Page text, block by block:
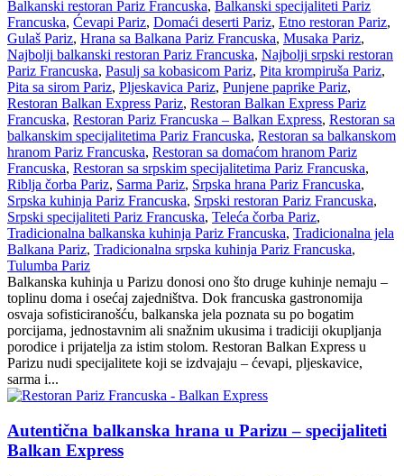
Balkanski restoran Pariz Francuska, Balkanski specijaliteti Pariz
Francuska, Ćevapi Pariz, Domaći deserti Pariz, Etno restoran Pariz,
Gulaš Pariz, Hrana sa Balkana Pariz Francuska, Musaka Pariz,
Najbolji balkanski restoran Pariz Francuska, Najbolji srpski restoran
Pariz Francuska, Pasulj sa kobasicom Pariz, Pita krompiruša Pariz,
Pita sa sirom Pariz, Pljeskavica Pariz, Punjene paprike Pariz,
Restoran Balkan Express Pariz, Restoran Balkan Express Pariz
Francuska, Restoran Pariz Francuska – Balkan Express, Restoran sa
balkanskim specijalitetima Pariz Francuska, Restoran sa balkanskom
hranom Pariz Francuska, Restoran sa domaćom hranom Pariz
Francuska, Restoran sa srpskim specijalitetima Pariz Francuska,
Riblja čorba Pariz, Sarma Pariz, Srpska hrana Pariz Francuska,
Srpska kuhinja Pariz Francuska, Srpski restoran Pariz Francuska,
Srpski specijaliteti Pariz Francuska, Teleća čorba Pariz,
Tradicionalna balkanska kuhinja Pariz Francuska, Tradicionalna jela
Balkana Pariz, Tradicionalna srpska kuhinja Pariz Francuska,
Tulumba Pariz
Balkanska kuhinja u Parizu donosi ono što druge kuhinje nemaju –
toplinu doma i osećaj zajedništva. Dok francuska gastronomija
osvaja sofisticiranošću, balkanska jela poznata su po bogatim
porcijama, jednostavnim ali snažnim ukusima i tradiciji okupljanja
porodice i prijatelja za istim stolom. Restoran Balkan Express u
Parizu nudi specijalitete koji se izdvajaju – ćevapi, pljeskavice,
sarma i...
Autentična balkanska hrana u Parizu – specijaliteti
Balkan Express